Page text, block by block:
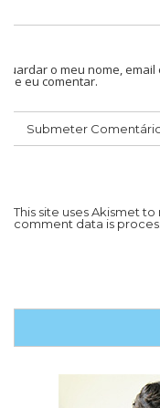
Guardar o meu nome,
que eu comentar.
This site uses Akismet to
comment data is